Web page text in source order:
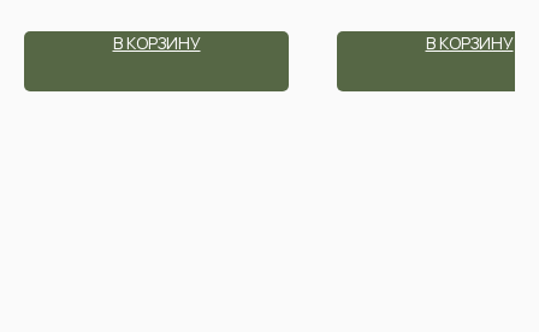
В КОРЗИНУ В КОРЗИНУ